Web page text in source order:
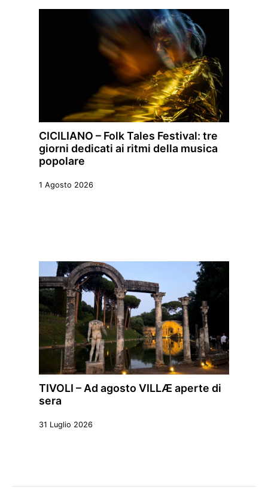
CICILIANO – Folk Tales Festival: tre
giorni dedicati ai ritmi della musica
popolare
1 Agosto 2026
TIVOLI – Ad agosto VILLÆ aperte di
sera
31 Luglio 2026